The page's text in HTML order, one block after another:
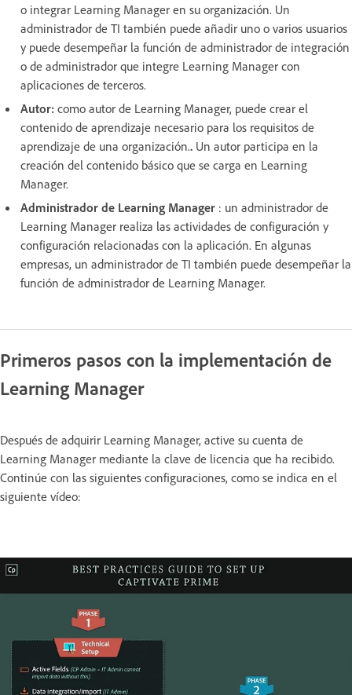
o integrar Learning Manager en su organización. Un
administrador de TI también puede añadir uno o varios usuarios
y puede desempeñar la función de administrador de integración
o de administrador que integre Learning Manager con
aplicaciones de terceros.
Autor: como autor de Learning Manager, puede crear el
contenido de aprendizaje necesario para los requisitos de
aprendizaje de una organización.. Un autor participa en la
creación del contenido básico que se carga en Learning
Manager.
Administrador de Learning Manager : un administrador de
Learning Manager realiza las actividades de configuración y
configuración relacionadas con la aplicación. En algunas
empresas, un administrador de TI también puede desempeñar la
función de administrador de Learning Manager.
Primeros pasos con la implementación de
Learning Manager
Después de adquirir Learning Manager, active su cuenta de
Learning Manager mediante la clave de licencia que ha recibido.
Continúe con las siguientes configuraciones, como se indica en el
siguiente vídeo: